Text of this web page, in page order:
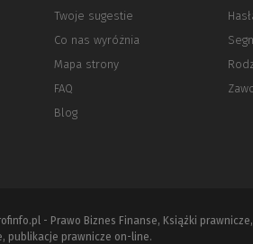
innej
strony)
Twoje sugestie
Co nas wyróżnia
Mapa strony
FAQ
Blog
- Prawo Biznes Finanse, Książki
publikacje prawnicze on-line.